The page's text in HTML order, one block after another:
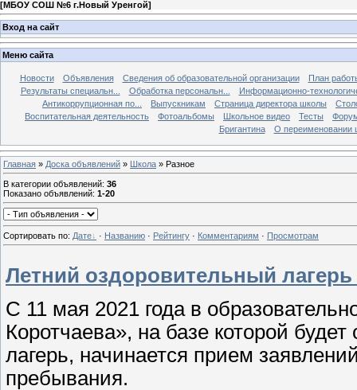
[МБОУ СОШ №6 г.Новый Уренгой]
Вход на сайт
Меню сайта
Новости Объявления Сведения об образовательной организации
План
Результаты специальн...
Обработка персональн...
Информационно-
Антикоррупционная по...
Выпускникам Страница директора школы
Воспитательная деятельность
Фотоальбомы Школьное видео Тесты
Бригантина
О переименовании
Главная » Доска объявлений » Школа » Разное
В категории объявлений: 36
Показано объявлений: 1-20
Сортировать по: Дате · Названию · Рейтингу · Комментариям · Просмотрам
Летний оздоровительный лагерь
С 11 мая 2021 года в
Коротчаева», на базе которой
лагерь, начинается прием
пребывания.